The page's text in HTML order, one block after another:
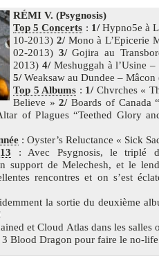
RÉMI V. (Psygnosis)
Top 5 Concerts : 1/Hypno5e à
10-2013) 2/Mono à L’Epicerie
02-2013) 3/Gojira au
2013) 4/Meshuggah à l’Usine
5/Weaksaw au Dundee –
Top 5 Albums : 1/Chvrches «
Believe »2/Boards of Canada
of Plagues “Teethed Glory
: Oyster’s Reluctance « Sick
: Avec Psygnosis, le triplé
support de Melechesh, et le
rencontres et on s’est
la sortie du deuxième
et Cloud Atlas dans les salles
Blood Dragon pour faire le no-